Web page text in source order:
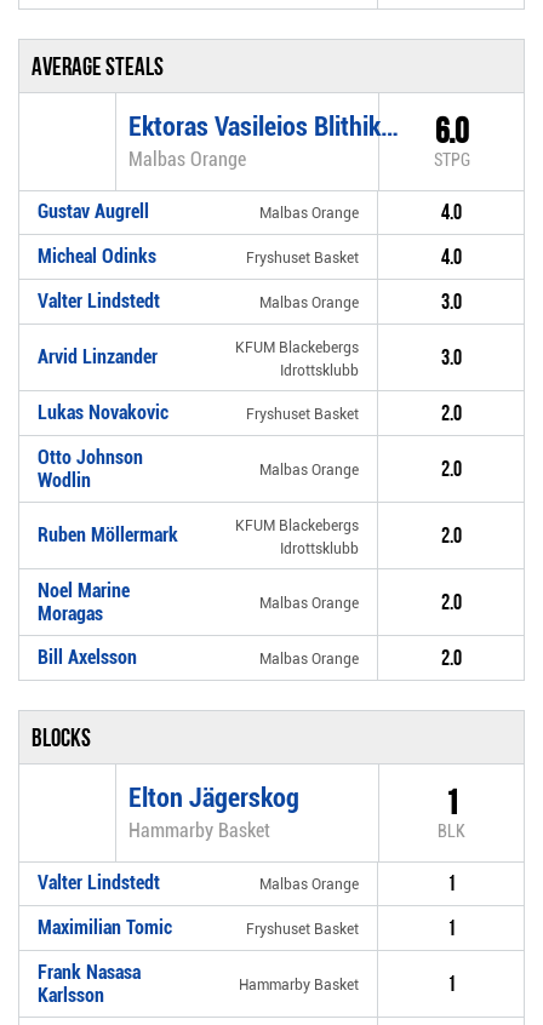
Average steals
Ektoras Vasileios Blithikiotis
Malbas Orange
6.0
STPG
Gustav Augrell Malbas Orange 4.0
Micheal Odinks Fryshuset Basket 4.0
Valter Lindstedt Malbas Orange 3.0
Arvid Linzander
KFUM Blackebergs
Idrottsklubb
3.0
Lukas Novakovic Fryshuset Basket 2.0
Otto Johnson
Wodlin
Malbas Orange 2.0
Ruben Möllermark
KFUM Blackebergs
Idrottsklubb
2.0
Noel Marine
Moragas
Malbas Orange 2.0
Bill Axelsson Malbas Orange 2.0
Blocks
Elton Jägerskog
Hammarby Basket
1
BLK
Valter Lindstedt Malbas Orange 1
Maximilian Tomic Fryshuset Basket 1
Frank Nasasa
Karlsson
Hammarby Basket 1